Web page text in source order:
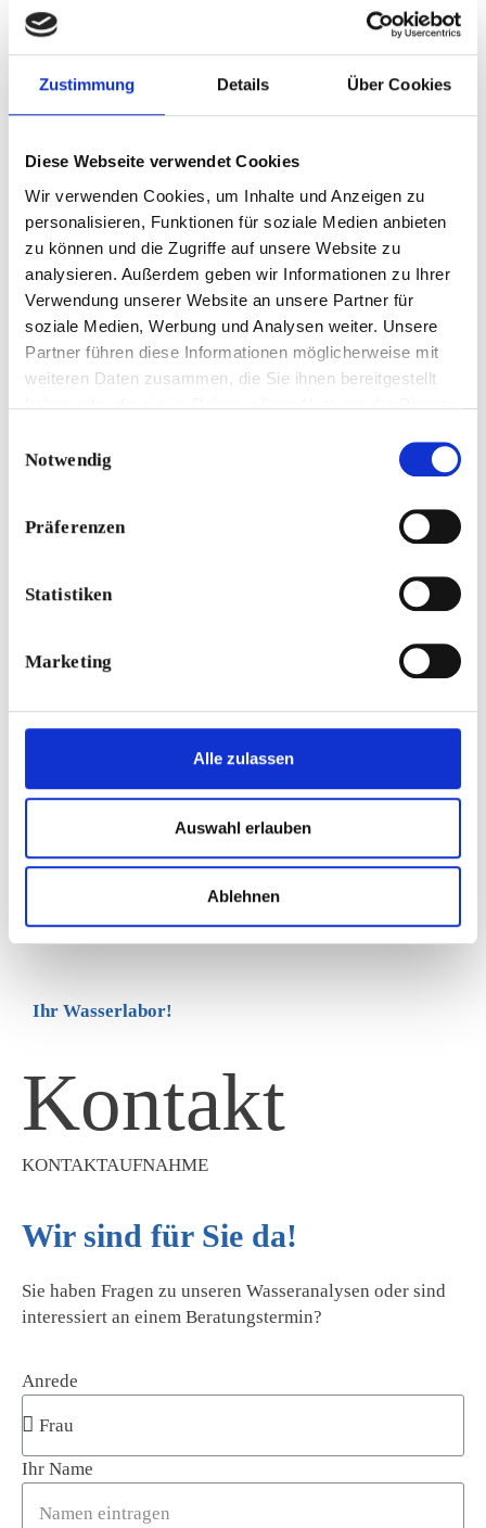
Zustimmung Details Über Cookies
Diese Webseite verwendet Cookies
Wir verwenden Cookies, um Inhalte und Anzeigen zu
personalisieren, Funktionen für soziale Medien anbieten
zu können und die Zugriffe auf unsere Website zu
analysieren. Außerdem geben wir Informationen zu Ihrer
Verwendung unserer Website an unsere Partner für
soziale Medien, Werbung und Analysen weiter. Unsere
Partner führen diese Informationen möglicherweise mit
weiteren Daten zusammen, die Sie ihnen bereitgestellt
Notwendig
Präferenzen
Statistiken
Marketing
Alle zulassen
Auswahl erlauben
Ablehnen
Ihr Wasserlabor!
Kontakt
KONTAKTAUFNAHME
Wir sind für Sie da!
Sie haben Fragen zu unseren Wasseranalysen oder sind
interessiert an einem Beratungstermin?
Anrede
Ihr Name